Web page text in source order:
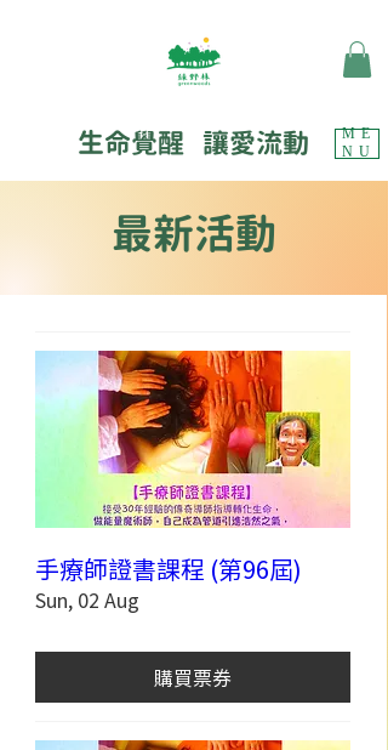
ME
NU
生命覺醒 讓愛流動
最新活動
手療師證書課程 (第96屆)
Sun, 02 Aug
購買票券